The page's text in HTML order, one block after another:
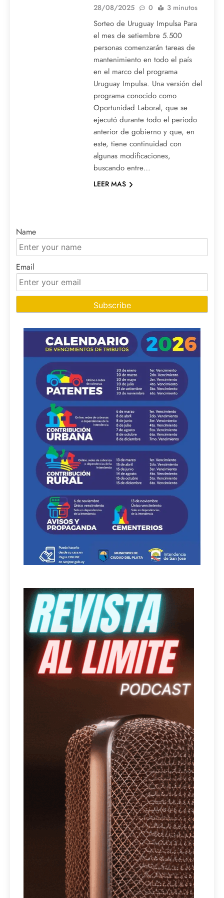
28/08/2025
0 3 minutos
Sorteo de Uruguay Impulsa Para
el mes de setiembre 5.500
personas comenzarán tareas de
mantenimiento en todo el país
en el marco del programa
Uruguay Impulsa. Una versión del
programa conocido como
Oportunidad Laboral, que se
ejecutó durante todo el periodo
anterior de gobierno y que, en
este, tiene continuidad con
algunas modificaciones,
buscando entre…
LEER MAS
Name
Email